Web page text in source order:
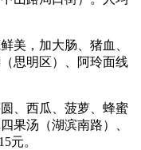
美，加大肠、猪血、
思明区）、阿玲面线
、西瓜、菠萝、蜂蜜
果汤（湖滨南路）、
元。